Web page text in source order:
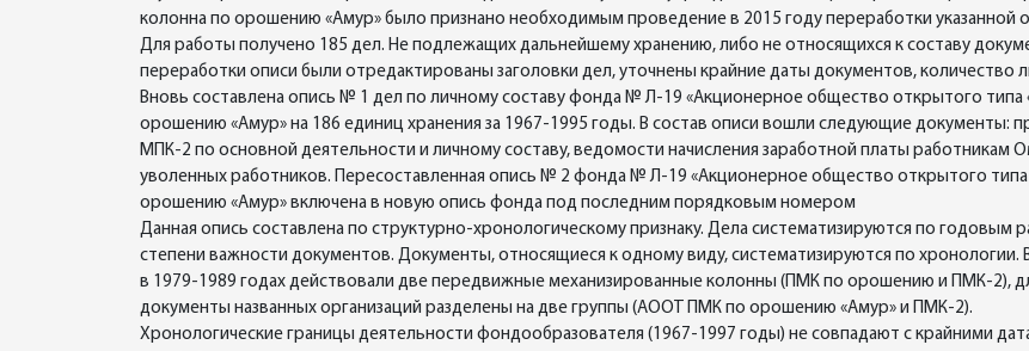
колонна по орошению «Амур» было признано необходимым проведение в 2015 году переработки указанной
Для работы получено 185 дел. Не подлежащих дальнейшему хранению, либо не относящихся к составу
переработки описи были отредактированы заголовки дел, уточнены крайние даты документов, количество
Вновь составлена опись № 1 дел по личному составу фонда № Л-19 «Акционерное общество открытого типа
орошению «Амур» на 186 единиц хранения за 1967-1995 годы. В состав описи вошли следующие документы:
МПК-2 по основной деятельности и личному составу, ведомости начисления заработной платы
уволенных работников. Пересоставленная опись № 2 фонда № Л-19 «Акционерное общество открытого
орошению «Амур» включена в новую опись фонда под последним порядковым номером
Данная опись составлена по структурно-хронологическому признаку. Дела систематизируются по годовым
степени важности документов. Документы, относящиеся к одному виду, систематизируются по хронологии.
в 1979-1989 годах действовали две передвижные механизированные колонны (ПМК по орошению и ПМК-2),
документы названных организаций разделены на две группы (АООТ ПМК по орошению «Амур» и ПМК-2).
Хронологические границы деятельности фондообразователя (1967-1997 годы) не совпадают с крайними